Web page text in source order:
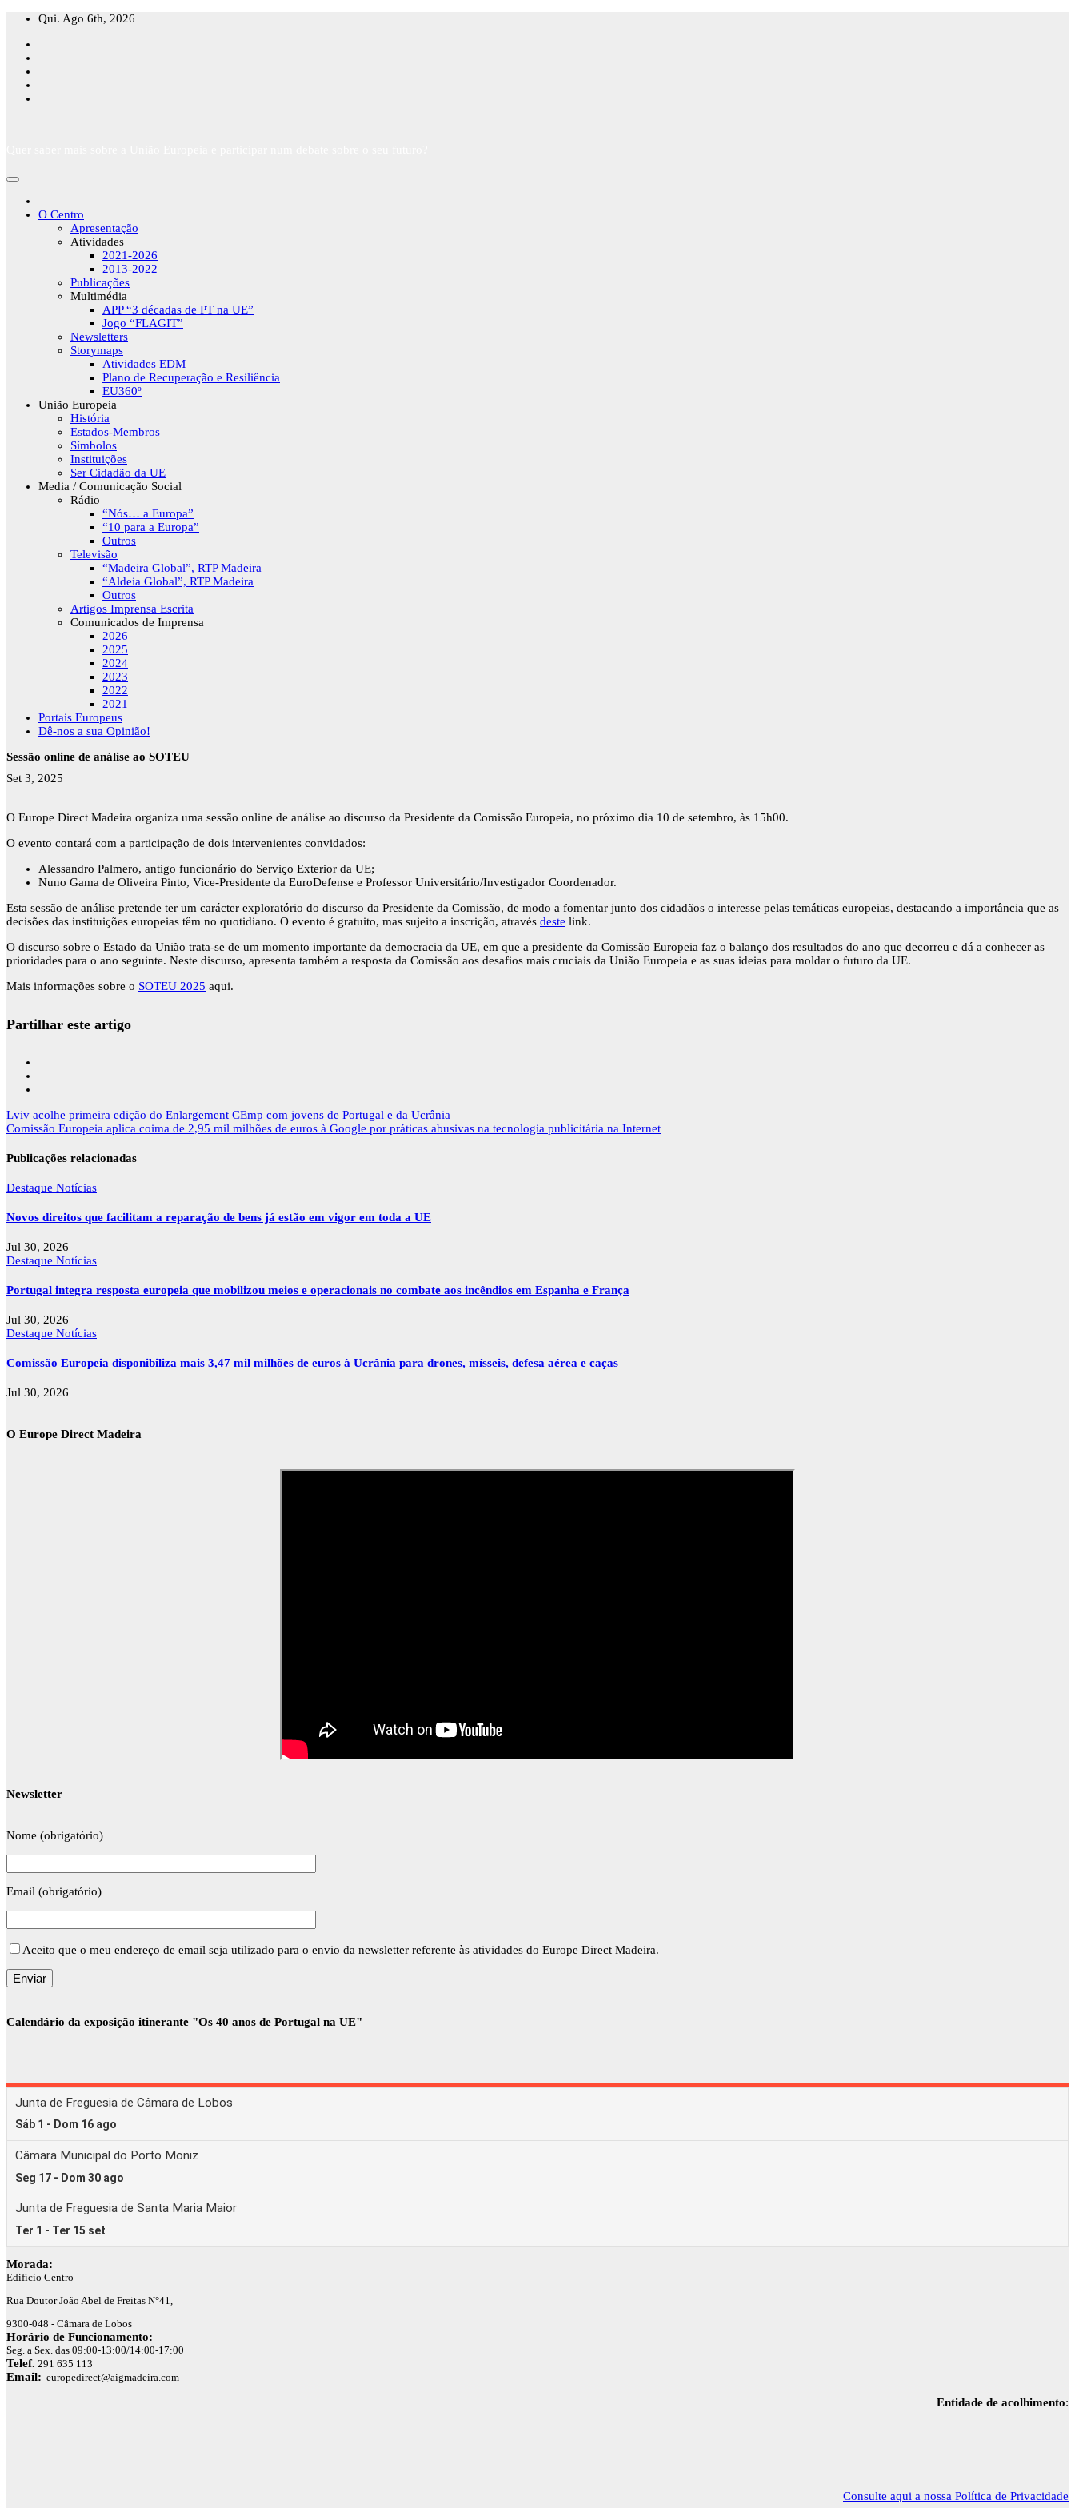
Skip
content
Qui. Ago 6th, 2026
O Centro
Apresentação
Atividades
2021-2026
2013-2022
Publicações
Multimédia
APP “3 décadas de PT na UE”
Jogo “FLAGIT”
Newsletters
Storymaps
Atividades EDM
Plano de Recuperação e Resiliência
EU360º
União Europeia
História
Estados-Membros
Símbolos
Instituições
Ser Cidadão da UE
Media / Comunicação Social
Rádio
“Nós… a Europa”
“10 para a Europa”
Outros
Televisão
“Madeira Global”, RTP Madeira
“Aldeia Global”, RTP Madeira
Outros
Artigos Imprensa Escrita
Comunicados de Imprensa
2026
2025
2024
2023
2022
2021
Portais Europeus
Dê-nos a sua Opinião!
Sessão online de análise ao SOTEU
Set 3, 2025
O Europe Direct Madeira organiza uma sessão online de análise ao discurso da Presidente da Comissão Europeia, no próximo dia 10 de setembro, às 15h00.
O evento contará com a participação de dois intervenientes convidados:
Alessandro Palmero, antigo funcionário do Serviço Exterior da UE;
Nuno Gama de Oliveira Pinto, Vice-Presidente da EuroDefense e Professor Universitário/Investigador Coordenador.
Esta sessão de análise pretende ter um carácter exploratório do discurso da Presidente da Comissão, de modo a fomentar junto dos cidadãos o interesse pelas temáticas europeias, destacando a importância que as
decisões das instituições europeias têm no quotidiano. O evento é gratuito, mas sujeito a inscrição, através deste link.
O discurso sobre o Estado da União trata-se de um momento importante da democracia da UE, em que a presidente da Comissão Europeia faz o balanço dos resultados do ano que decorreu e dá a conhecer as
prioridades para o ano seguinte. Neste discurso, apresenta também a resposta da Comissão aos desafios mais cruciais da União Europeia e as suas ideias para moldar o futuro da UE.
Mais informações sobre o SOTEU 2025 aqui.
Partilhar este artigo
Navegação
de
Lviv acolhe primeira edição do Enlargement CEmp com jovens de Portugal e da Ucrânia
Comissão Europeia aplica coima de 2,95 mil milhões de euros à Google por práticas abusivas na tecnologia publicitária na Internet
Publicações relacionadas
Destaque Notícias
Novos direitos que facilitam a reparação de bens já estão em vigor em toda a UE
Jul 30, 2026
Destaque Notícias
Portugal integra resposta europeia que mobilizou meios e operacionais no combate aos incêndios em Espanha e França
Jul 30, 2026
Destaque Notícias
Comissão Europeia disponibiliza mais 3,47 mil milhões de euros à Ucrânia para drones, mísseis, defesa aérea e caças
Jul 30, 2026
O Europe Direct Madeira
Newsletter
Nome (obrigatório)
Email (obrigatório)
Aceito que o meu endereço de email seja utilizado para o envio da newsletter referente às atividades do Europe Direct Madeira.
Calendário da exposição itinerante "Os 40 anos de Portugal na UE"
Morada:
Edifício Centro
Rua Doutor João Abel de Freitas N°41,
9300-048 - Câmara de Lobos
Horário de Funcionamento:
Seg. a Sex. das 09:00-13:00/14:00-17:00
Telef. 291 635 113
Email: europedirect@aigmadeira.com
Entidade de acolhimento:
Consulte aqui a nossa Política de Privacidade